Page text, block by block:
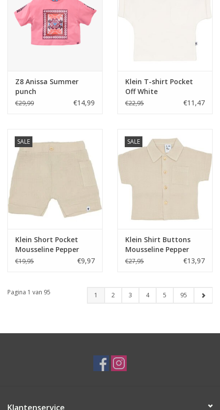
Z8 Anissa Summer
punch
€29,99 €14,99
Klein T-shirt Pocket
Off White
€22,95 €11,47
SALE
Klein Short Pocket
Mousseline Pepper
€19,95 €9,97
SALE
Klein Shirt Buttons
Mousseline Pepper
€27,95 €13,97
Pagina 1 van 95 1 2 3 4 5 95
Klantenservice